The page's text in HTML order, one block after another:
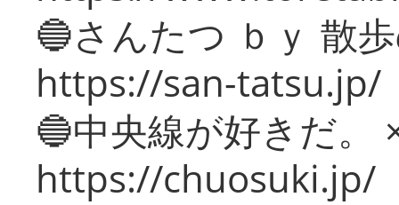
🔵さんたつ ｂｙ 散
https://san-tatsu.jp/
🔵中央線が好きだ。
https://chuosuki.jp/